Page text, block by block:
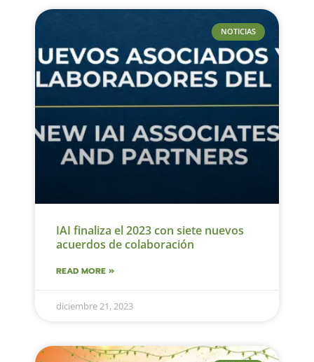
NOTICIAS
IAI finaliza el 2023 con siete nuevos
acuerdos de colaboración
READ MORE »
diciembre 21, 2023